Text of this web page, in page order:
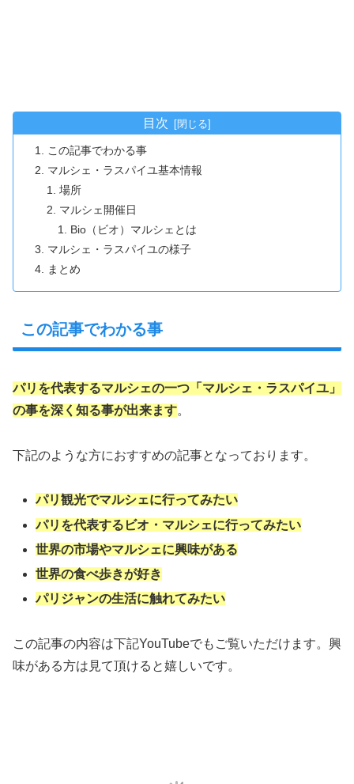
目次
この記事でわかる事
マルシェ・ラスパイユ基本情報
場所
マルシェ開催日
Bio（ビオ）マルシェとは
マルシェ・ラスパイユの様子
まとめ
この記事でわかる事
パリを代表するマルシェの一つ「マルシェ・ラスパイユ」
の事を深く知る事が出来ます。
下記のような方におすすめの記事となっております。
パリ観光でマルシェに行ってみたい
パリを代表するビオ・マルシェに行ってみたい
世界の市場やマルシェに興味がある
世界の食べ歩きが好き
パリジャンの生活に触れてみたい
この記事の内容は下記YouTubeでもご覧いただけます。興
味がある方は見て頂けると嬉しいです。